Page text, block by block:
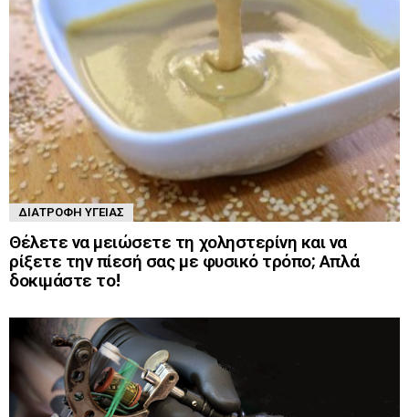
ΔΙΑΤΡΟΦΉ ΥΓΕΊΑΣ
Θέλετε να μειώσετε τη χοληστερίνη και να
ρίξετε την πίεσή σας με φυσικό τρόπο; Απλά
δοκιμάστε το!